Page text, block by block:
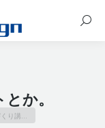
か。
り講…